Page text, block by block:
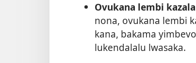
Ovukana lembi
nona, ovukana lembi
kana, bakama
lukendalalu lwasaka.